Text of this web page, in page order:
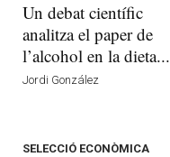
Un debat científic
analitza el paper de
l’alcohol en la dieta...
Jordi González
SELECCIÓ ECONÒMICA